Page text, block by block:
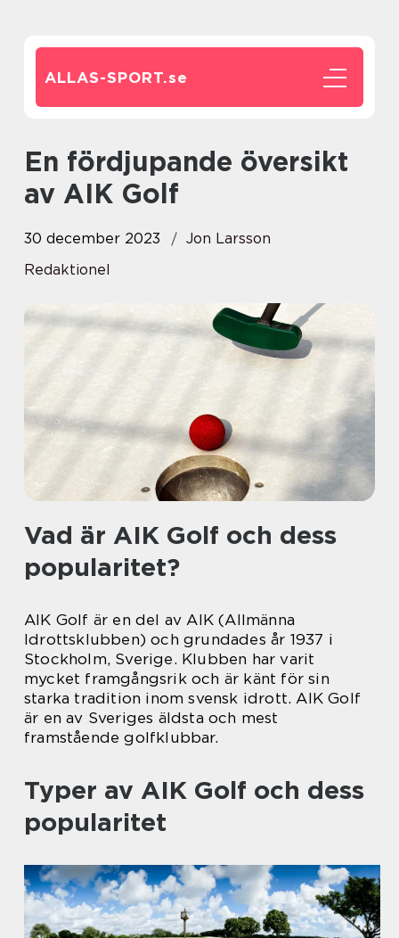
ALLAS-SPORT.se
En fördjupande översikt
av AIK Golf
30 december 2023
Jon Larsson
Redaktionel
Vad är AIK Golf och dess
popularitet?
AIK Golf är en del av AIK (Allmänna
Idrottsklubben) och grundades år 1937 i
Stockholm, Sverige. Klubben har varit
mycket framgångsrik och är känt för sin
starka tradition inom svensk idrott. AIK Golf
är en av Sveriges äldsta och mest
framstående golfklubbar.
Typer av AIK Golf och dess
popularitet